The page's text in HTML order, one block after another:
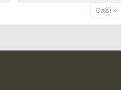
Další »